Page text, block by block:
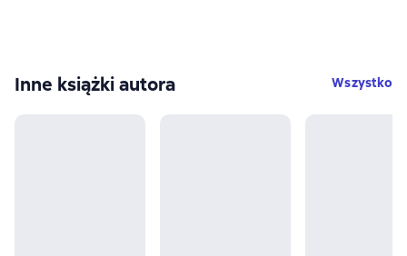
Inne książki autora Wszystko